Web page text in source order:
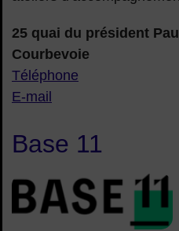
25 quai du président
Courbevoie
Téléphone
E-mail
Base 11
Base-11